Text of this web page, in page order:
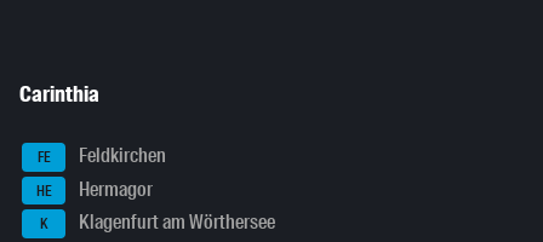
Carinthia
FE Feldkirchen
HE Hermagor
K Klagenfurt am Wörthersee